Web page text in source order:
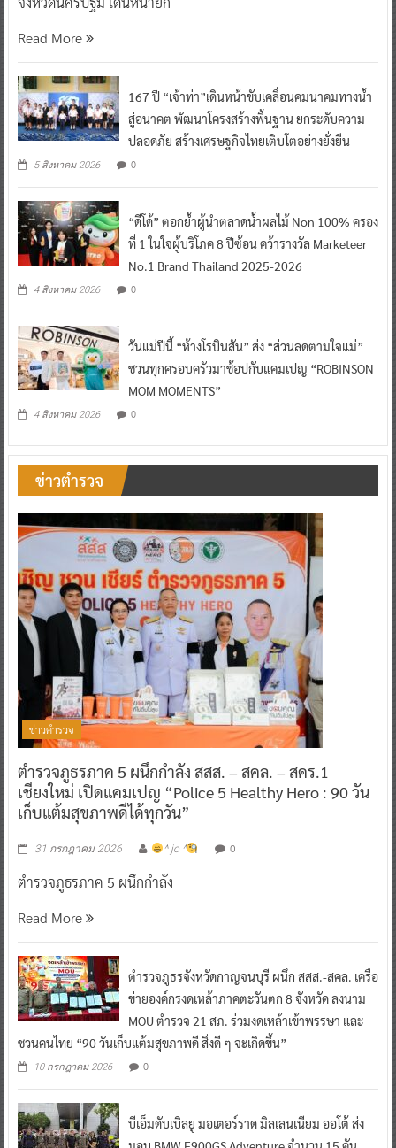
Read More
167 ปี “เจ้าท่า”เดินหน้าขับเคลื่อนคมนาคมทางน้ำ
สู่อนาคต พัฒนาโครงสร้างพื้นฐาน ยกระดับความ
ปลอดภัย สร้างเศรษฐกิจไทยเติบโตอย่างยั่งยืน
5 สิงหาคม 2026 0
“ดีโด้” ตอกย้ำผู้นำตลาดน้ำผลไม้ Non 100% ครอง
ที่ 1 ในใจผู้บริโภค 8 ปีซ้อน คว้ารางวัล Marketeer
No.1 Brand Thailand 2025-2026
4 สิงหาคม 2026 0
วันแม่ปีนี้ “ห้างโรบินสัน” ส่ง “ส่วนลดตามใจแม่”
ชวนทุกครอบครัวมาช้อปกับแคมเปญ “ROBINSON
MOM MOMENTS”
4 สิงหาคม 2026 0
ข่าวตำรวจ
ข่าวตำรวจ
ตำรวจภูธรภาค 5 ผนึกกำลัง สสส. – สคล. – สคร.1
เชียงใหม่ เปิดแคมเปญ “Police 5 Healthy Hero : 90 วัน
เก็บแต้มสุขภาพดีได้ทุกวัน”
31 กรกฎาคม 2026 ^ jo ^ 0
ตำรวจภูธรภาค 5 ผนึกกำลัง
Read More
ตำรวจภูธรจังหวัดกาญจนบุรี ผนึก สสส.-สคล. เครือ
ข่ายองค์กรงดเหล้าภาคตะวันตก 8 จังหวัด ลงนาม
MOU ตำรวจ 21 สภ. ร่วมงดเหล้าเข้าพรรษา และ
ชวนคนไทย “90 วันเก็บแต้มสุขภาพดี สิ่งดี ๆ จะเกิดขึ้น”
10 กรกฎาคม 2026 0
บีเอ็มดับเบิลยู มอเตอร์ราด มิลเลนเนียม ออโต้ ส่ง